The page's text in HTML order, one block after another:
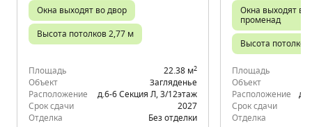
Окна выходят во двор
Высота потолков 2,77 м
Площадь 22.38 м2
Объект
Загляденье
Расположение
д.6-6 Секция Л 3/12этаж
Срок сдачи
2027
Отделка
Без отделки
Окна выходят во
променад
Высота
Площадь
Объект
Расположение
Срок сдачи
Отделка